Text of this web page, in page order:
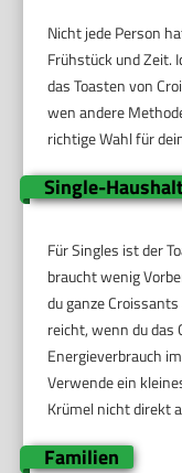
Nicht jede Person
Frühstück und Zeit.
das Toasten von
wen andere
richtige Wahl für
Single-
Für Singles ist der
braucht wenig
du ganze
reicht, wenn du das
Energieverbrauch
Verwende ein
Krümel nicht direkt
Familien